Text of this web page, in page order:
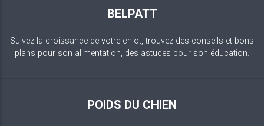
BELPATT
Suivez la croissance de votre chiot, trouvez des conseils et bons
plans pour son alimentation, des astuces pour son éducation.
POIDS DU CHIEN